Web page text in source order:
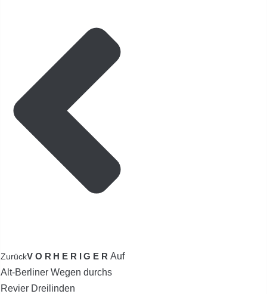
ZurückVORHERIGER Auf
Alt-Berliner Wegen durchs
Revier Dreilinden